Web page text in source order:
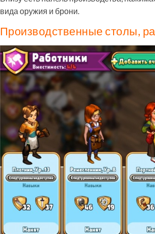
вида оружия и брони.
Производственные столы,